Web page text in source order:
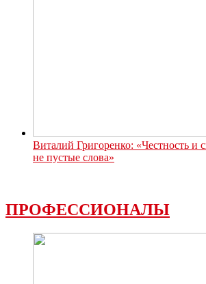
Виталий Григоренко: «Честность и
не пустые слова»
ПРОФЕССИОНАЛЫ